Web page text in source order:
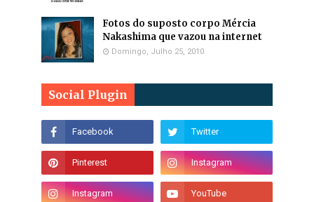
Fotos do suposto corpo Mércia
Nakashima que vazou na internet
Domingo, Julho 25, 2010
Social Plugin